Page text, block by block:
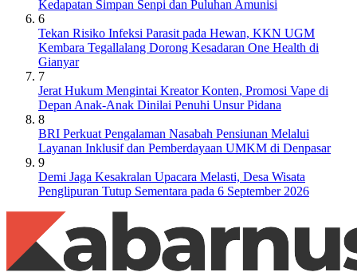
Kedapatan Simpan Senpi dan Puluhan Amunisi
6
Tekan Risiko Infeksi Parasit pada Hewan, KKN UGM
Kembara Tegallalang Dorong Kesadaran One Health di
Gianyar
7
Jerat Hukum Mengintai Kreator Konten, Promosi Vape di
Depan Anak-Anak Dinilai Penuhi Unsur Pidana
8
BRI Perkuat Pengalaman Nasabah Pensiunan Melalui
Layanan Inklusif dan Pemberdayaan UMKM di Denpasar
9
Demi Jaga Kesakralan Upacara Melasti, Desa Wisata
Penglipuran Tutup Sementara pada 6 September 2026